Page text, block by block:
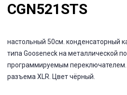
CGN521STS
настольный 50см. конденсаторный
типа Gooseneck на металлической
программируемым
разъема XLR. Цвет чёрный.